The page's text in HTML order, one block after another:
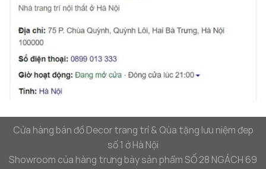
Cửa hàng bán đồ Decor trang trí & Qùa tặng lưu niệm đep
số 1 ở Hà Nội
Showroom của hàng trưng bày sản phẩm SỐ 28 NGÁCH 69